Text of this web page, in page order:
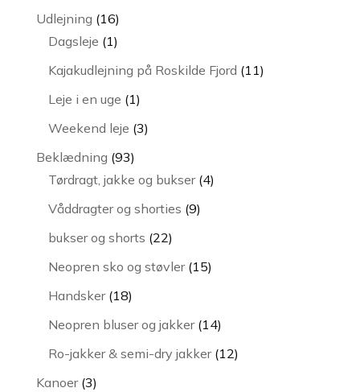
Udlejning 1616
varer
Dagsleje 11
vare
Kajakudlejning på Roskilde Fjord 1111
Leje i en uge 11
vare
Weekend leje 33
Beklædning 9393
varer
Tørdragt, jakke og bukser 44
Våddragter og shorties 99
bukser og shorts 2222
varer
Neopren sko og støvler 1515
Handsker 1818
Neopren bluser og jakker 1414
varer
Ro-jakker & semi-dry jakker 1212
Kanoer 33